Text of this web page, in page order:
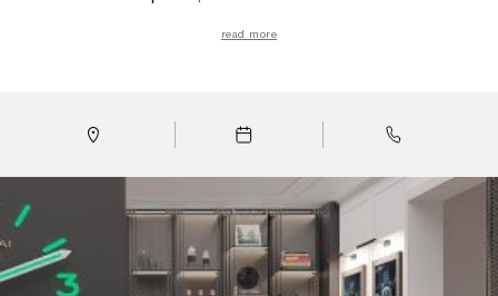
Heroes. These elements blend seamlessly to capture
the iconic luminescent clock, retro illuminated to recall
the Super-Luminova® fluorescence, a shared feature in
all Panerai watches will grab your attention. The layout
is designed to narrate the brand’s story, accompanying
customers through the different collections of the
Panerai universe. While shopping, clients are immersed in
a world of technical prowess and welcomed by the
inimitable allure of Italian hospitality.
read more